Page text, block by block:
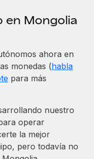
en Mongolia
ahora en
monedas (habla
para más
nuestro
operar
la mejor
pero todavía no